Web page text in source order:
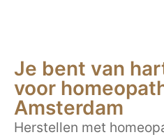
Je bent van
voor
Amsterdam
Herstellen met